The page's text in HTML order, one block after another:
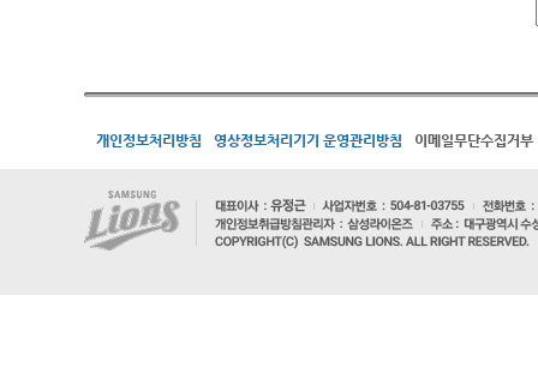
개인정보처리방침 영상정보처리기기 운영관리방침 이메일무단수집거부